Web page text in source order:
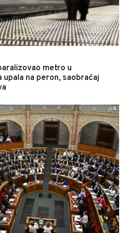
metro u
na peron, saobraćaj
0